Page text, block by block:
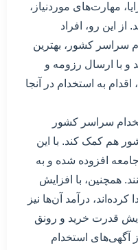
مهارت‌های موردنیاز،
این رو، افراد
سراسر کشور، بهترین
و با ارسال رزومه و
به استخدام در آنجا
سراسر کشور
هم کمک کند. با این
افزوده شده و به
همچنین، با افزایش
درآمد آن‌ها نیز
قدرت خرید و رونق
آگهی‌های استخدام